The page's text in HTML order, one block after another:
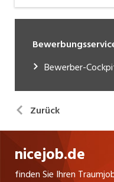
Bewerber-
Zurück
nicejob.de
finden Sie Ihren